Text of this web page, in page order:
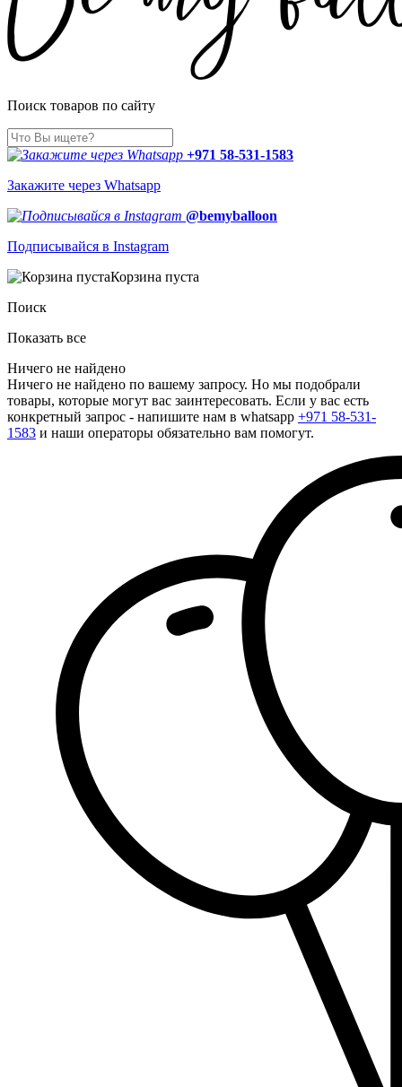
Поиск товаров по сайту
+971 58-531-1583
Закажите через Whatsapp
@bemyballoon
Подписывайся в Instagram
Корзина пуста
Поиск
Показать все
Ничего не найдено
Ничего не найдено по вашему запросу. Но мы подобрали
товары, которые могут вас заинтересовать. Если у вас есть
конкретный запрос - напишите нам в whatsapp +971 58-531-
1583 и наши операторы обязательно вам помогут.